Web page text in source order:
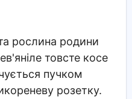
рослина родини
товсте косе
пучком
розетку.